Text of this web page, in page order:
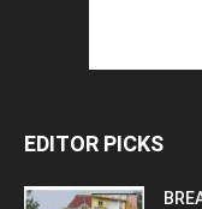
EDITOR PICKS